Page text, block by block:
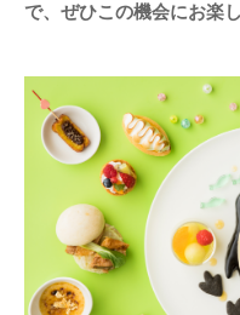
で、ぜひこの機会にお楽